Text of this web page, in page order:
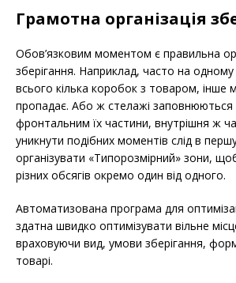
Грамотна організація
Обов’язковим моментом є правильна
зберігання. Наприклад, часто на
всього кілька коробок з товаром, інше
пропадає. Або ж стелажі заповнюються
фронтальним їх частини, внутрішня ж
уникнути подібних моментів слід в
організувати «Типорозмірний» зони,
різних обсягів окремо один від одного.
Автоматизована програма для
здатна швидко оптимізувати вільне
враховуючи вид, умови зберігання,
товарі.